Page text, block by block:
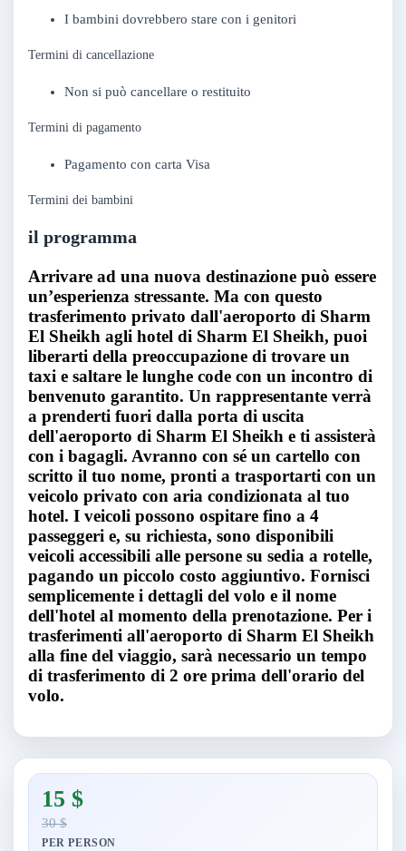
I bambini dovrebbero stare con i genitori
Termini di cancellazione
Non si può cancellare o restituito
Termini di pagamento
Pagamento con carta Visa
Termini dei bambini
il programma
Arrivare ad una nuova destinazione può essere
un’esperienza stressante. Ma con questo
trasferimento privato dall'aeroporto di Sharm
El Sheikh agli hotel di Sharm El Sheikh, puoi
liberarti della preoccupazione di trovare un
taxi e saltare le lunghe code con un incontro di
benvenuto garantito. Un rappresentante verrà
a prenderti fuori dalla porta di uscita
dell'aeroporto di Sharm El Sheikh e ti assisterà
con i bagagli. Avranno con sé un cartello con
scritto il tuo nome, pronti a trasportarti con un
veicolo privato con aria condizionata al tuo
hotel. I veicoli possono ospitare fino a 4
passeggeri e, su richiesta, sono disponibili
veicoli accessibili alle persone su sedia a rotelle,
pagando un piccolo costo aggiuntivo. Fornisci
semplicemente i dettagli del volo e il nome
dell'hotel al momento della prenotazione. Per i
trasferimenti all'aeroporto di Sharm El Sheikh
alla fine del viaggio, sarà necessario un tempo
di trasferimento di 2 ore prima dell'orario del
volo.
15 $
30 $
PER PERSON